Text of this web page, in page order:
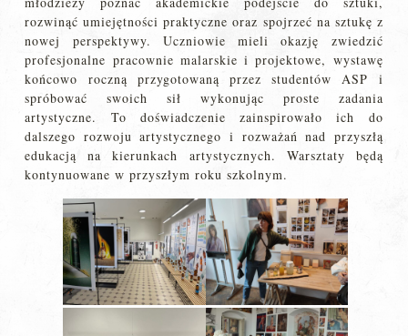
rozwinąć umiejętności praktyczne oraz spojrzeć na sztukę z
nowej perspektywy. Uczniowie mieli okazję zwiedzić
profesjonalne pracownie malarskie i projektowe, wystawę
końcowo roczną przygotowaną przez studentów ASP i
spróbować swoich sił wykonując proste zadania
artystyczne. To doświadczenie zainspirowało ich do
dalszego rozwoju artystycznego i rozważań nad przyszłą
edukacją na kierunkach artystycznych. Warsztaty będą
kontynuowane w przyszłym roku szkolnym.